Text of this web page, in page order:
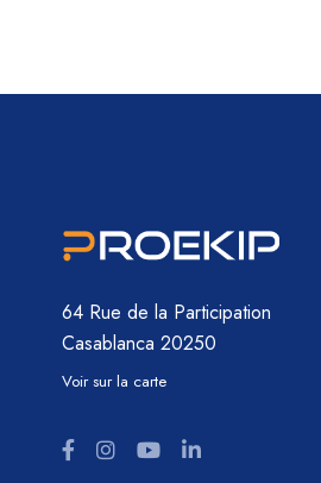
64 Rue de la Participation
Casablanca 20250
Voir sur la carte